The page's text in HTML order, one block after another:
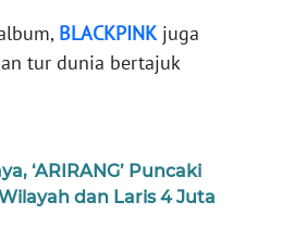
BLACKPINKjuga
tur dunia bertajuk
‘ARIRANG’ Puncaki
dan Laris 4 Juta